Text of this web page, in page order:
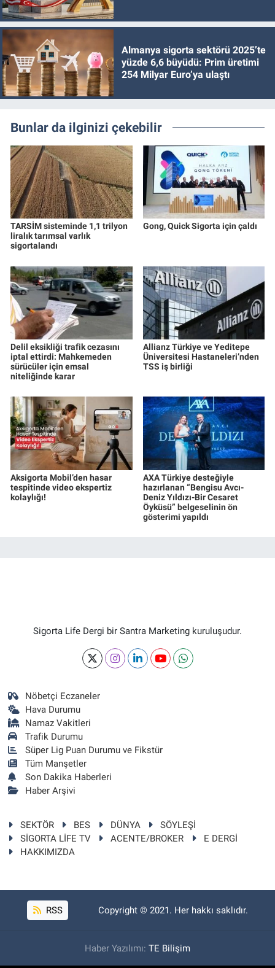
Almanya sigorta sektörü 2025’te
yüzde 6,6 büyüdü: Prim üretimi
254 Milyar Euro’ya ulaştı
Bunlar da ilginizi çekebilir
TARSİM sisteminde 1,1 trilyon
liralık tarımsal varlık
sigortalandı
Gong, Quick Sigorta için çaldı
Delil eksikliği trafik cezasını
iptal ettirdi: Mahkemeden
sürücüler için emsal
niteliğinde karar
Allianz Türkiye ve Yeditepe
Üniversitesi Hastaneleri’nden
TSS iş birliği
Aksigorta Mobil’den hasar
tespitinde video ekspertiz
kolaylığı!
AXA Türkiye desteğiyle
hazırlanan “Bengisu Avcı-
Deniz Yıldızı-Bir Cesaret
Öyküsü” belgeselinin ön
gösterimi yapıldı
Sigorta Life Dergi bir Santra Marketing kuruluşudur.
Nöbetçi Eczaneler
Hava Durumu
Namaz Vakitleri
Trafik Durumu
Süper Lig Puan Durumu ve Fikstür
Tüm Manşetler
Son Dakika Haberleri
Haber Arşivi
SEKTÖR BES DÜNYA
SÖYLEŞİ
SİGORTA LİFE TV
ACENTE/BROKER
E DERGİ
HAKKIMIZDA
RSS Copyright © 2021. Her hakkı saklıdır.
Haber Yazılımı: TE Bilişim